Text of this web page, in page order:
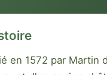
en 1572 par Martin